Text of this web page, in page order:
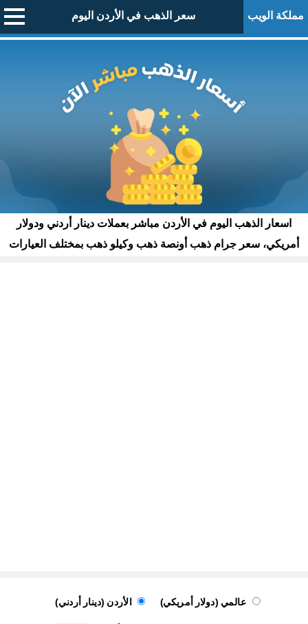
مملكة الويب سعر الذهب في الأردن اليوم
اسعار الذهب اليوم في الأردن مباشر بعملات دينار أردني ودولار
أمريكي، سعر جرام ذهب أونصة ذهب وكيلو ذهب بمختلف العيارات
عالمي (دولار أمريكي) الأردن (دينار أردني)